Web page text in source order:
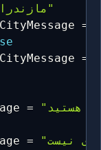
"مازندران"
=
=
=
=